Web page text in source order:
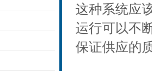
这种系统应
运⾏可以不
保证供应的